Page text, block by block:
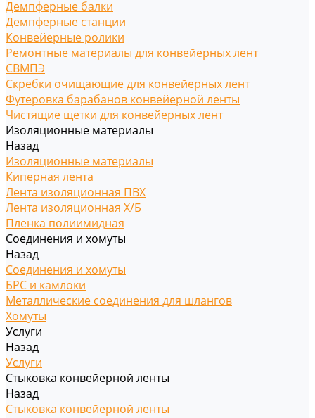
Демпферные балки
Демпферные станции
Конвейерные ролики
Ремонтные материалы для конвейерных лент
СВМПЭ
Скребки очищающие для конвейерных лент
Футеровка барабанов конвейерной ленты
Чистящие щетки для конвейерных лент
Изоляционные материалы
Назад
Изоляционные материалы
Киперная лента
Лента изоляционная ПВХ
Лента изоляционная Х/Б
Пленка полиимидная
Соединения и хомуты
Назад
Соединения и хомуты
БРС и камлоки
Металлические соединения для шлангов
Хомуты
Услуги
Назад
Услуги
Стыковка конвейерной ленты
Назад
Стыковка конвейерной ленты